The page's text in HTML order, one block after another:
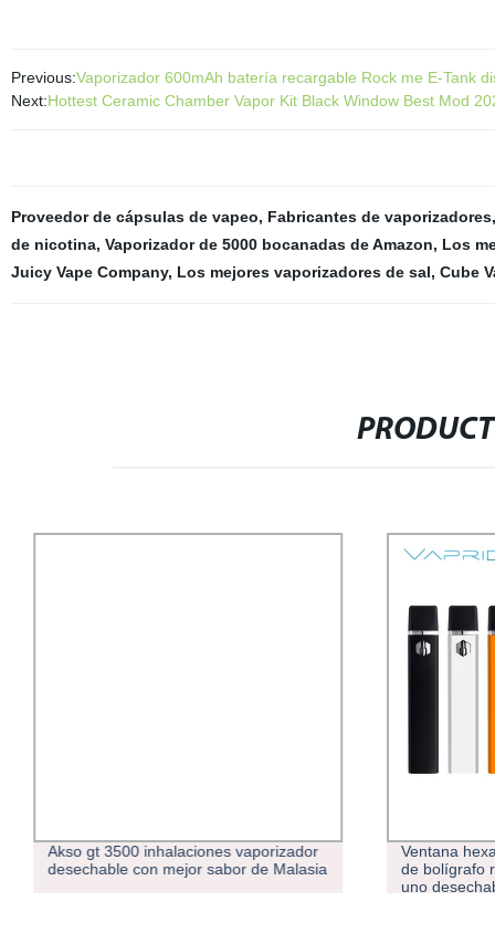
Previous:Vaporizador 600mAh batería recargable Rock me E-Tank
Next:Hottest Ceramic Chamber Vapor Kit Black Window Best Mod
Proveedor de cápsulas de vapeo, Fabricantes de vaporizadores
de nicotina, Vaporizador de 5000 bocanadas de Amazon, Los
Juicy Vape Company, Los mejores vaporizadores de sal, Cube
Akso gt 3500 inhalaciones vaporizador
desechable con mejor sabor de Malasia
Ventana
de bolígrafo
uno